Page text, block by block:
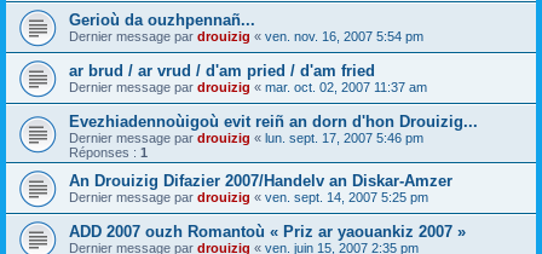
Gerioù da ouzhpennañ...
Dernier message par drouizig « ven. nov. 16, 2007 5:54 pm
ar brud / ar vrud / d'am pried / d'am fried
Dernier message par drouizig « mar. oct. 02, 2007 11:37 am
Evezhiadennoùigoù evit reiñ an dorn d'hon Drouizig...
Dernier message par drouizig « lun. sept. 17, 2007 5:46 pm
Réponses : 1
An Drouizig Difazier 2007/Handelv an Diskar-Amzer
Dernier message par drouizig « ven. sept. 14, 2007 5:25 pm
ADD 2007 ouzh Romantoù « Priz ar yaouankiz 2007 »
Dernier message par drouizig « ven. juin 15, 2007 2:35 pm